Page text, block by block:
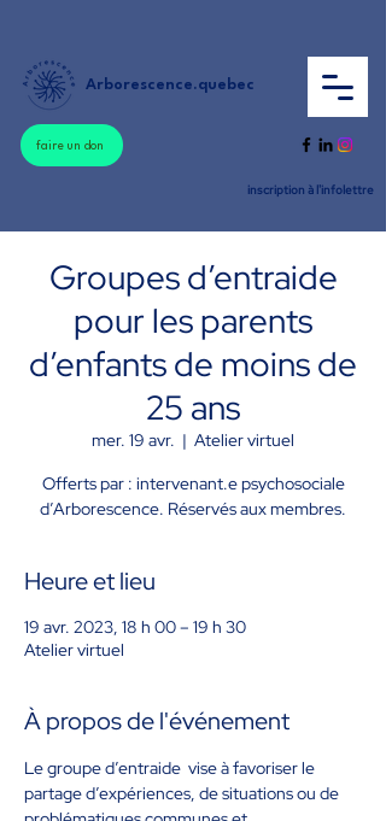
Arborescence.quebec
faire un don
inscription à l'infolettre
Groupes d’entraide
pour les parents
d’enfants de moins de
25 ans
mer. 19 avr.
  |
Atelier virtuel
Offerts par : intervenant.e psychosociale
d’Arborescence. Réservés aux membres.
Heure et lieu
19 avr. 2023, 18 h 00 – 19 h 30
Atelier virtuel
À propos de l'événement
Le groupe d’entraide  vise à favoriser le
partage d’expériences, de situations ou de